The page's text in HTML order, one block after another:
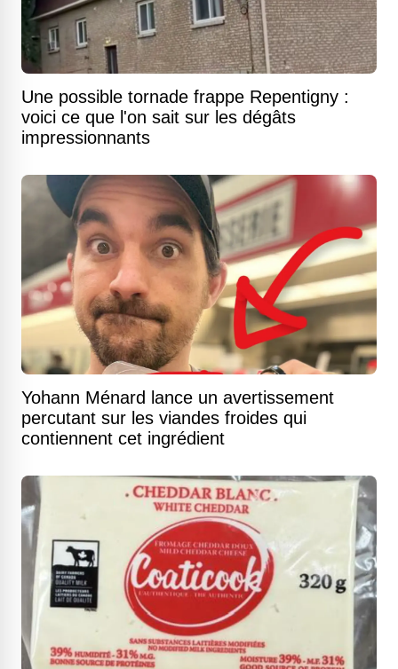
Une possible tornade frappe Repentigny :
voici ce que l'on sait sur les dégâts
impressionnants
Yohann Ménard lance un avertissement
percutant sur les viandes froides qui
contiennent cet ingrédient